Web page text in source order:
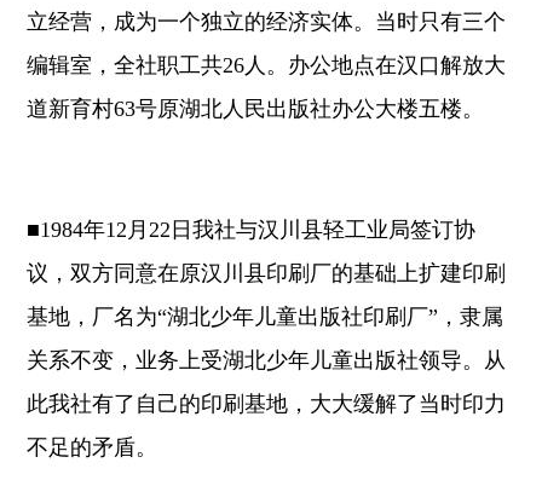
立经营，成为一个独立的经济实体。当时只有三个
编辑室，全社职工共26人。办公地点在汉口解放大
道新育村63号原湖北人民出版社办公大楼五楼。
■1984年12月22日我社与汉川县轻工业局签订协
议，双方同意在原汉川县印刷厂的基础上扩建印刷
基地，厂名为“湖北少年儿童出版社印刷厂”，隶属
关系不变，业务上受湖北少年儿童出版社领导。从
此我社有了自己的印刷基地，大大缓解了当时印力
不足的矛盾。